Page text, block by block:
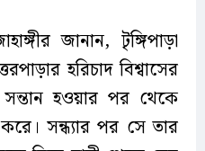
জানান, টৃঙ্গিপাড়া
হরিচাদ বিশ্বাসের
সন্তান হওয়ার পর থেকে
সন্ধ্যার পর সে তার